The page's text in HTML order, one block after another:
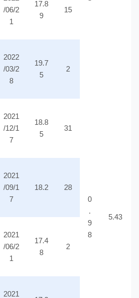
/06/2
1
17.8
9
15
2022
/03/2
8
19.7
5
2
2021
/12/1
7
18.8
5
31
0
.
9
8
5.43
2021
/09/1
7
18.2 28
2021
/06/2
1
17.4
8
2
2021